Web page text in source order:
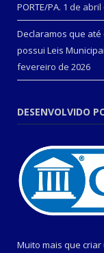
PORTE/PA. 1 de abril
Declaramos que
possui Leis
fevereiro de 2026
DESENVOLVIDO
Muito mais que